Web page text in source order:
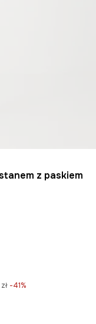
z paskiem
-41%